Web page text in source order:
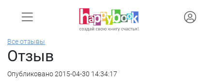
Все отзывы
Отзыв
Опубликовано 2015-04-30 14:34:17